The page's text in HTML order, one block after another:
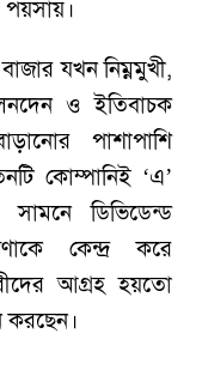
পয়সায়।
যখন নিম্নমুখী,
ও ইতিবাচক
পাশাপাশি
কোম্পানিই ‘এ’
সামনে ডিভিডেন্ড
কেন্দ্র করে
আগ্রহ হয়তো
করছেন।